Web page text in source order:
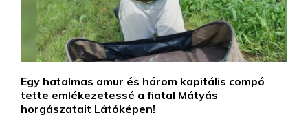
Egy hatalmas amur és három kapitális compó
tette emlékezetessé a fiatal Mátyás
horgászatait Látóképen!